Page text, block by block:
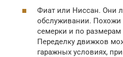
Фиат или Ниссан. Они
обслуживании. Похожи
семерки и по
Переделку движков
гаражных условиях,